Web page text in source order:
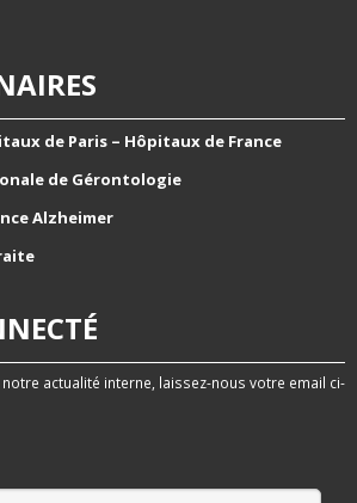
de Paris – Hôpitaux de France
de Gérontologie
Alzheimer
actualité interne, laissez-nous votre email ci-